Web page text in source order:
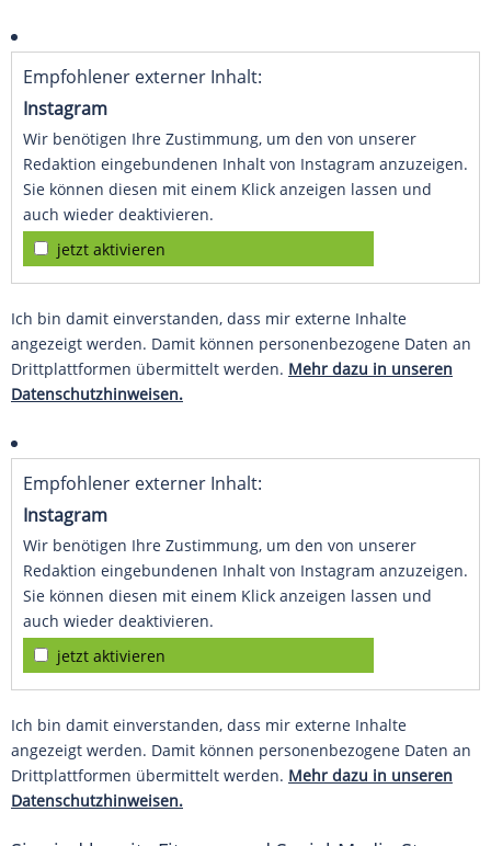
Empfohlener externer Inhalt:
Instagram
Wir benötigen Ihre Zustimmung, um den von unserer
Redaktion eingebundenen Inhalt von Instagram anzuzeigen.
Sie können diesen mit einem Klick anzeigen lassen und
auch wieder deaktivieren.
jetzt aktivieren
Ich bin damit einverstanden, dass mir externe Inhalte
angezeigt werden. Damit können personenbezogene Daten an
Drittplattformen übermittelt werden. Mehr dazu in unseren
Datenschutzhinweisen.
Empfohlener externer Inhalt:
Instagram
Wir benötigen Ihre Zustimmung, um den von unserer
Redaktion eingebundenen Inhalt von Instagram anzuzeigen.
Sie können diesen mit einem Klick anzeigen lassen und
auch wieder deaktivieren.
jetzt aktivieren
Ich bin damit einverstanden, dass mir externe Inhalte
angezeigt werden. Damit können personenbezogene Daten an
Drittplattformen übermittelt werden. Mehr dazu in unseren
Datenschutzhinweisen.